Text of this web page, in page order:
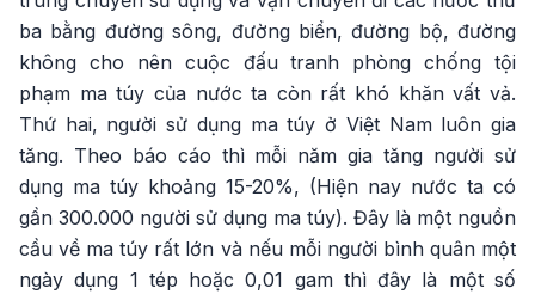
ba bằng đường sông, đường biển, đường bộ, đường
không cho nên cuộc đấu tranh phòng chống tội
phạm ma túy của nước ta còn rất khó khăn vất vả.
Thứ hai, người sử dụng ma túy ở Việt Nam luôn gia
tăng. Theo báo cáo thì mỗi năm gia tăng người sử
dụng ma túy khoảng 15-20%, (Hiện nay nước ta có
gần 300.000 người sử dụng ma túy). Đây là một nguồn
cầu về ma túy rất lớn và nếu mỗi người bình quân một
ngày dụng 1 tép hoặc 0,01 gam thì đây là một số